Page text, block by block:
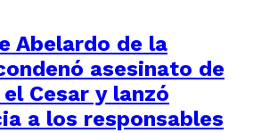
Abelardo de la
asesinato de
Cesar y lanzó
a los responsables